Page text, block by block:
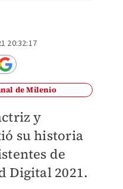
20:32:17
de Milenio
y
su historia
de
Digital 2021.